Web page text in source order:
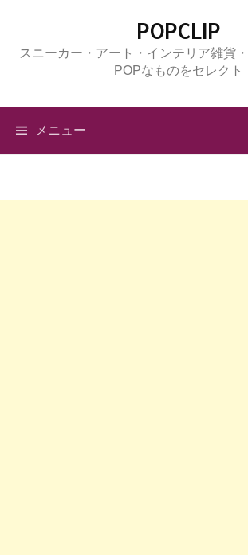
POPCLIP
スニーカー・アート・インテリア雑貨
POPなものをセレクト
メニュー